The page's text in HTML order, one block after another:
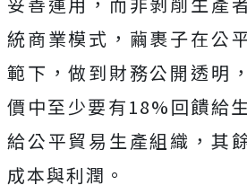
統商業模式，繭裹子在公
範下，做到財務公開透明
價中至少要有18%回饋給
給公平貿易生產組織，其
成本與利潤。